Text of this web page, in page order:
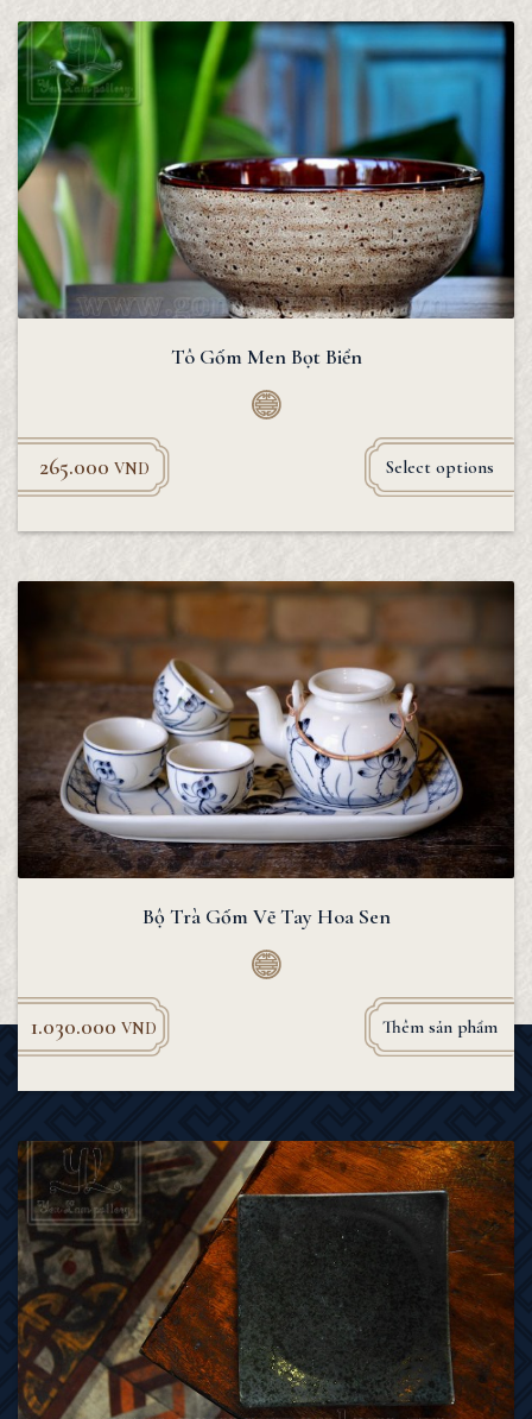
Tô Gốm Men Bọt Biển
265.000 VND Select options
Bộ Trà Gốm Vẽ Tay Hoa Sen
1.030.000 VND Thêm sản phẩm